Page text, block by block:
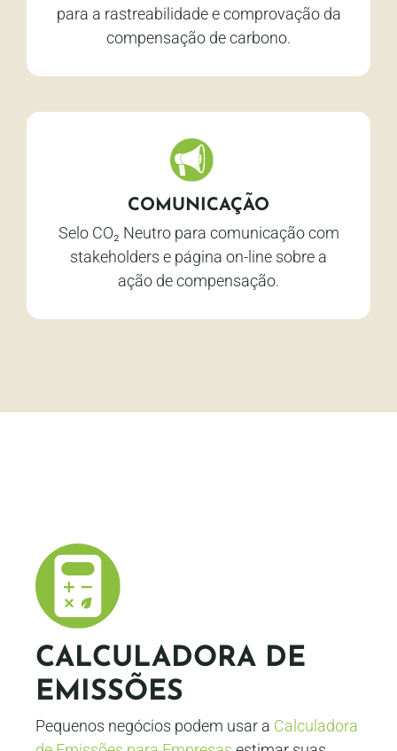
para a rastreabilidade e comprovação da
compensação de carbono.
COMUNICAÇÃO
Selo CO₂ Neutro para comunicação com
stakeholders e página on-line sobre a
ação de compensação.
CALCULADORA DE
EMISSÕES
Pequenos negócios podem usar a Calculadora